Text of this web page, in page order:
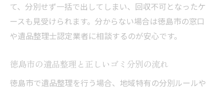
て、分別せず一括で出してしまい、回収不可となったケ
ースも見受けられます。分からない場合は徳島市の窓口
や遺品整理士認定業者に相談するのが安心です。
徳島市の遺品整理と正しいゴミ分別の流れ
徳島市で遺品整理を行う場合、地域特有の分別ルールや